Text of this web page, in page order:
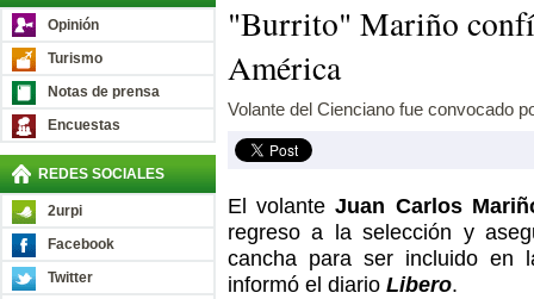
Opinión
Turismo
Notas de prensa
Encuestas
REDES SOCIALES
2urpi
Facebook
Twitter
"Burrito" Mariño
América
Volante del Cienciano fue convocado
El volanteJuan Carlos
regreso a la selección y
cancha para ser incluido
informó el diario Libero.